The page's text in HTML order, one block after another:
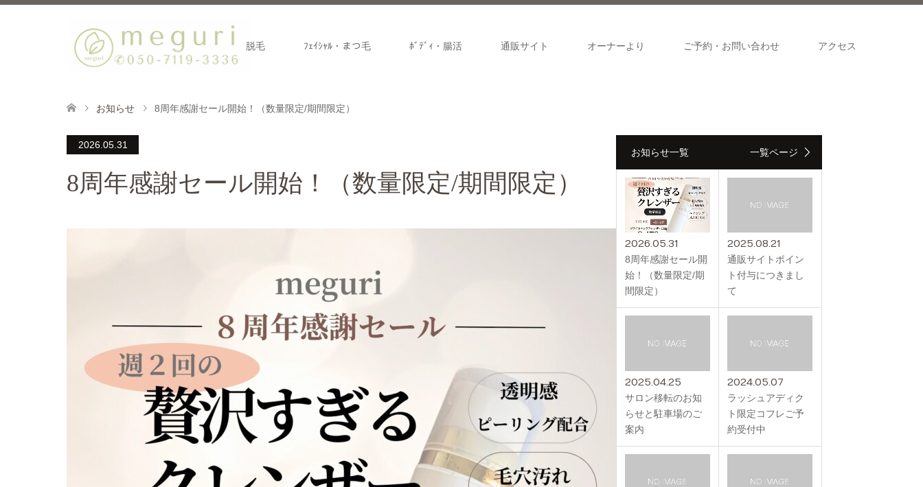
脱毛 ﾌｪｲｼｬﾙ・まつ毛 ﾎﾞﾃﾞｨ・腸活 通販サイト オーナーより ご予約・お問い合わせ アクセス
お知らせ 8周年感謝セール開始！（数量限定/期間限定）
2026.05.31
8周年感謝セール開始！（数量限定/期間限定）
お知らせ一覧 一覧ページ
2026.05.31
8周年感謝セール開
始！（数量限定/期
間限定）
2025.08.21
通販サイトポイン
ト付与につきまし
て
2025.04.25
サロン移転のお知
らせと駐車場のご
案内
2024.05.07
ラッシュアディク
ト限定コフレご予
約受付中